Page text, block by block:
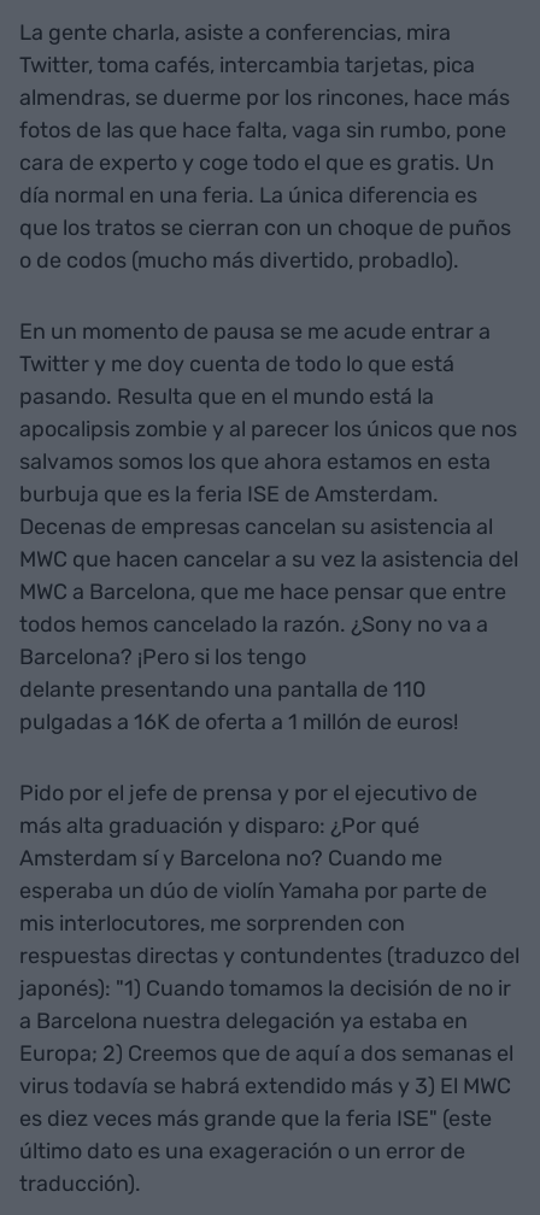
La gente charla, asiste a conferencias, mira
Twitter, toma cafés, intercambia tarjetas, pica
almendras, se duerme por los rincones, hace más
fotos de las que hace falta, vaga sin rumbo, pone
cara de experto y coge todo el que es gratis. Un
día normal en una feria. La única diferencia es
que los tratos se cierran con un choque de puños
o de codos (mucho más divertido, probadlo).
En un momento de pausa se me acude entrar a
Twitter y me doy cuenta de todo lo que está
pasando. Resulta que en el mundo está la
apocalipsis zombie y al parecer los únicos que nos
salvamos somos los que ahora estamos en esta
burbuja que es la feria ISE de Amsterdam.
Decenas de empresas cancelan su asistencia al
MWC que hacen cancelar a su vez la asistencia del
MWC a Barcelona, que me hace pensar que entre
todos hemos cancelado la razón. ¿Sony no va a
Barcelona? ¡Pero si los tengo
delante presentando una pantalla de 110
pulgadas a 16K de oferta a 1 millón de euros!
Pido por el jefe de prensa y por el ejecutivo de
más alta graduación y disparo: ¿Por qué
Amsterdam sí y Barcelona no? Cuando me
esperaba un dúo de violín Yamaha por parte de
mis interlocutores, me sorprenden con
respuestas directas y contundentes (traduzco del
japonés): "1) Cuando tomamos la decisión de no ir
a Barcelona nuestra delegación ya estaba en
Europa; 2) Creemos que de aquí a dos semanas el
virus todavía se habrá extendido más y 3) El MWC
es diez veces más grande que la feria ISE" (este
último dato es una exageración o un error de
traducción).